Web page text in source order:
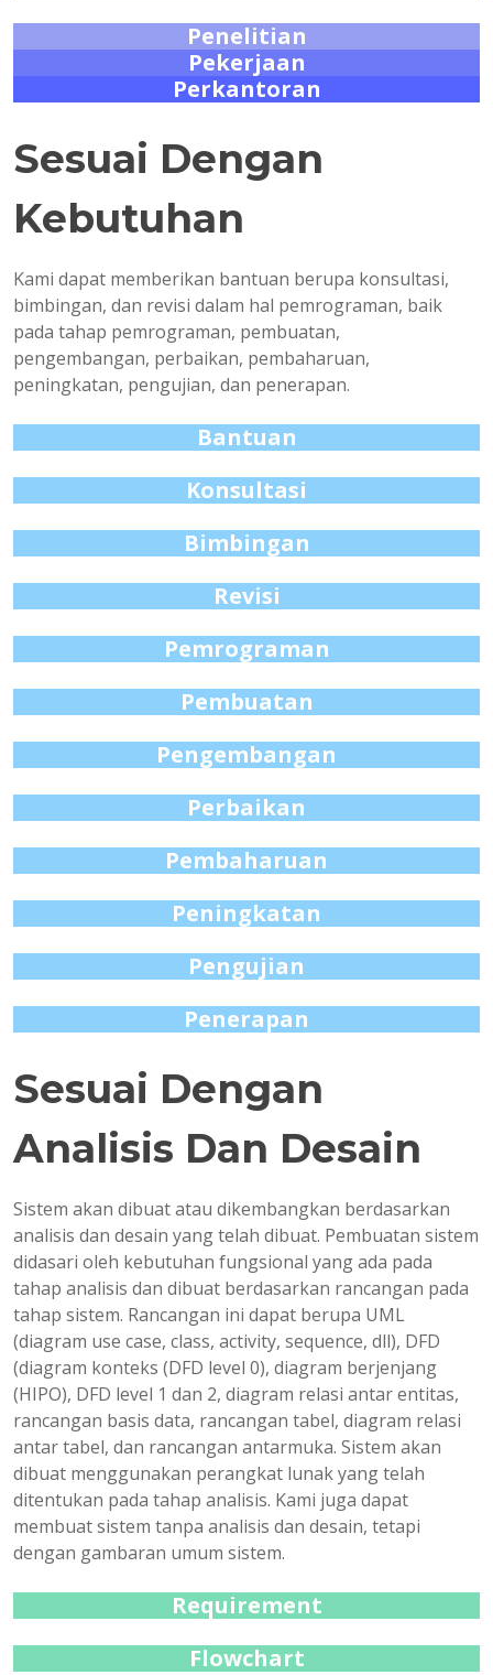
Penelitian
Pekerjaan
Perkantoran
Sesuai Dengan
Kebutuhan
Kami dapat memberikan bantuan berupa konsultasi,
bimbingan, dan revisi dalam hal pemrograman, baik
pada tahap pemrograman, pembuatan,
pengembangan, perbaikan, pembaharuan,
peningkatan, pengujian, dan penerapan.
Bantuan
Konsultasi
Bimbingan
Revisi
Pemrograman
Pembuatan
Pengembangan
Perbaikan
Pembaharuan
Peningkatan
Pengujian
Penerapan
Sesuai Dengan
Analisis Dan Desain
Sistem akan dibuat atau dikembangkan berdasarkan
analisis dan desain yang telah dibuat. Pembuatan sistem
didasari oleh kebutuhan fungsional yang ada pada
tahap analisis dan dibuat berdasarkan rancangan pada
tahap sistem. Rancangan ini dapat berupa UML
(diagram use case, class, activity, sequence, dll), DFD
(diagram konteks (DFD level 0), diagram berjenjang
(HIPO), DFD level 1 dan 2, diagram relasi antar entitas,
rancangan basis data, rancangan tabel, diagram relasi
antar tabel, dan rancangan antarmuka. Sistem akan
dibuat menggunakan perangkat lunak yang telah
ditentukan pada tahap analisis. Kami juga dapat
membuat sistem tanpa analisis dan desain, tetapi
dengan gambaran umum sistem.
Requirement
Flowchart